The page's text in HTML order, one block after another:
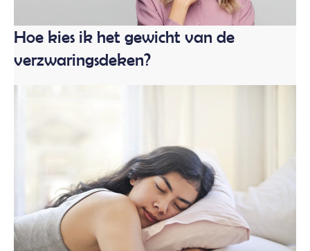
Hoe kies ik het gewicht van de
verzwaringsdeken?